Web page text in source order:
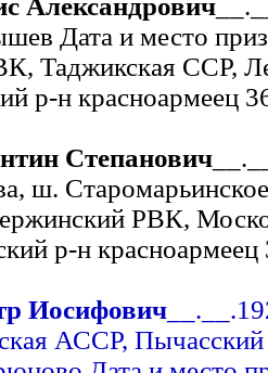
Дата и место
Таджикская ССР,
р-н красноармеец
Степанович
ш.
РВК,
р-н красноармеец
Иосифович
АССР, Пычасский